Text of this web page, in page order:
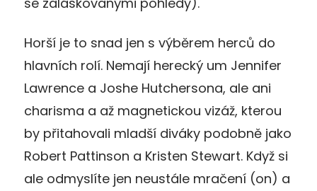
Horší je to snad jen s výběrem herců do
hlavních rolí. Nemají herecký um Jennifer
Lawrence a Joshe Hutchersona, ale ani
charisma a až magnetickou vizáž, kterou
by přitahovali mladší diváky podobně jako
Robert Pattinson a Kristen Stewart. Když si
ale odmyslíte jen neustále mračení (on) a